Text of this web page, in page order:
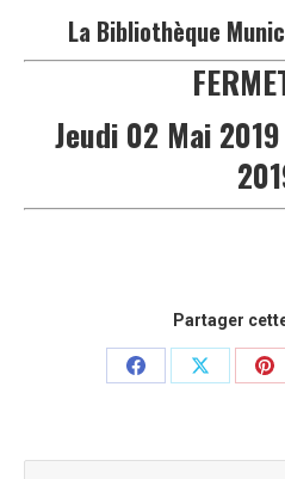
La Bibliothèque
Jeudi 02 Mai 2019
Partager
PartagerPartager